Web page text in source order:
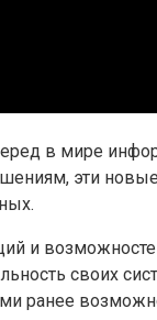
в мире
эти
и
своих
ранее